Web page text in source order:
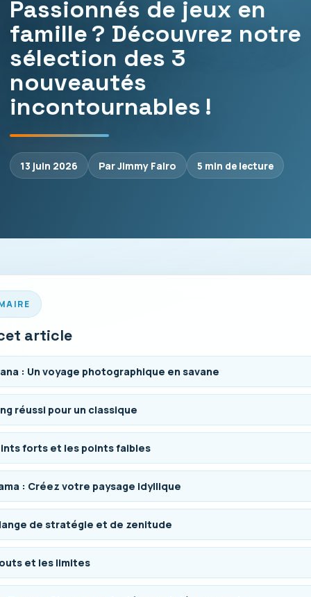
Passionnés de jeux en
famille ? Découvrez notre
sélection des 3
nouveautés
incontournables !
13 juin 2026 Par Jimmy Falro 5 min de lecture
article
: Un voyage photographique en savane
réussi pour un classique
forts et les points faibles
: Créez votre paysage idyllique
de stratégie et de zenitude
et les limites